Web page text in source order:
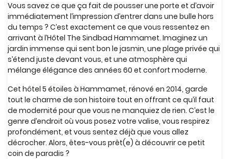
Vous savez ce que ça fait de pousser une porte et d’avoir
immédiatement l’impression d’entrer dans une bulle hors
du temps ? C’est exactement ce que vous ressentez en
arrivant à l’Hôtel The Sindbad Hammamet. Imaginez un
jardin immense qui sent bon le jasmin, une plage privée qui
s’étend juste devant vous, et une atmosphère qui
mélange élégance des années 60 et confort moderne.
Cet hôtel 5 étoiles à Hammamet, rénové en 2014, garde
tout le charme de son histoire tout en offrant ce qu’il faut
de modernité pour que vous ne manquiez de rien. C’est le
genre d’endroit où vous posez votre valise, vous respirez
profondément, et vous sentez déjà que vous allez
décrocher. Alors, êtes-vous prêt(e) à découvrir ce petit
coin de paradis ?